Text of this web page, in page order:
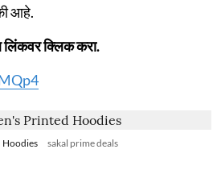
आहे.
लिंकवर क्लिक करा.
Hoodies sakal prime deals